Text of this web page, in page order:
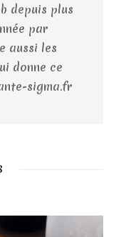
depuis plus
par
aussi les
donne ce
sigma.fr